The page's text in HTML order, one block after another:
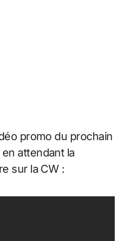
promo du prochain
attendant la
sur la CW :